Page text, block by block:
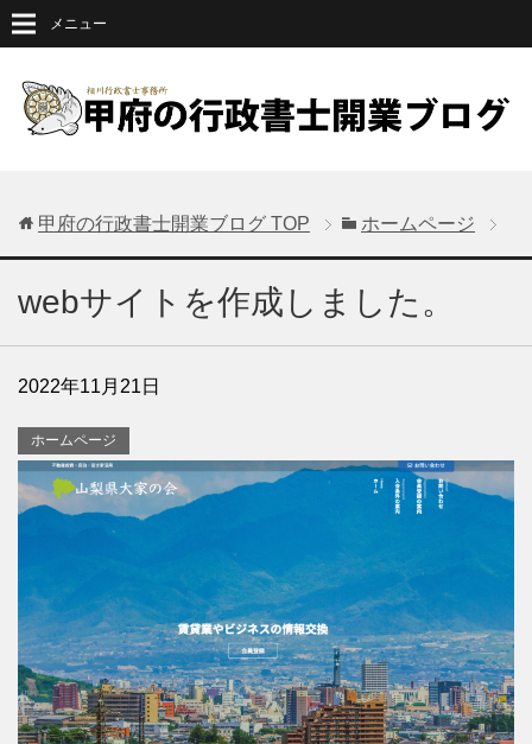
メニュー
甲府の行政書士開業ブログ TOP ホームページ
webサイトを作成しました。
2022年11月21日
ホームページ